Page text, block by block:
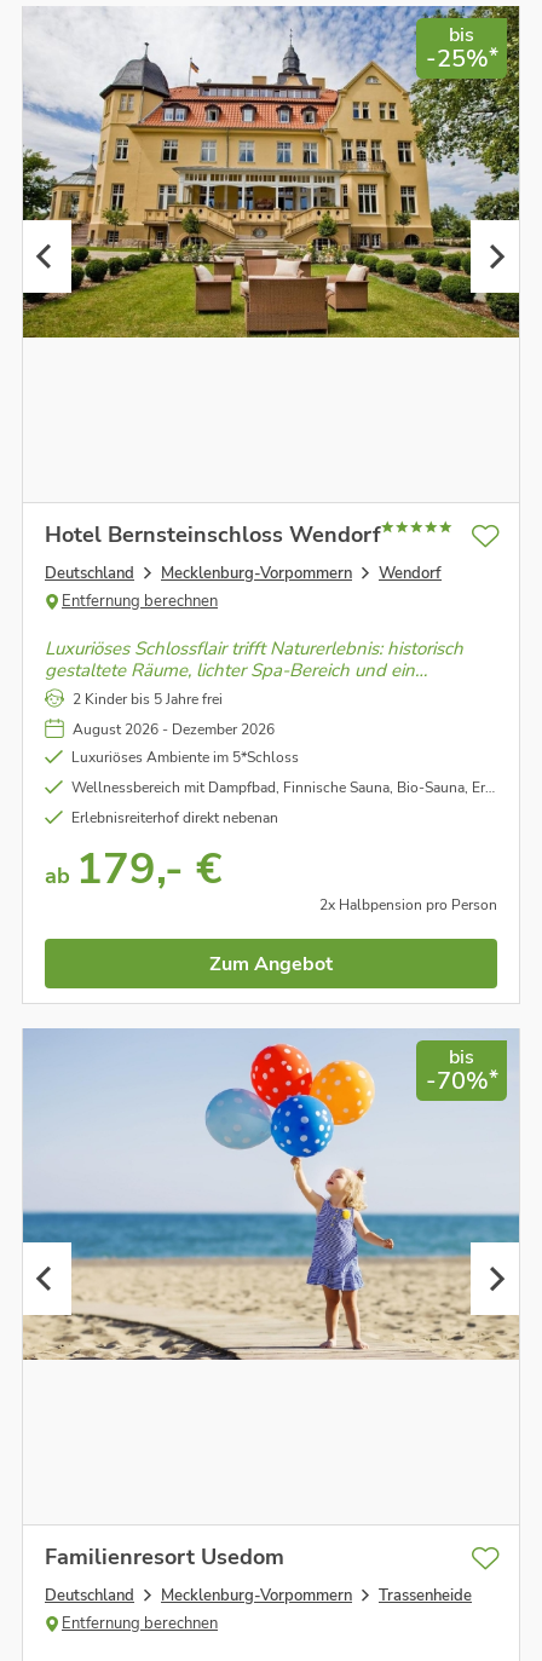
bis
-25%*
Hotel Bernsteinschloss Wendorf
Deutschland Mecklenburg-Vorpommern
Wendorf
Entfernung berechnen
Luxuriöses Schlossflair trifft Naturerlebnis: historisch
gestaltete Räume, lichter Spa-Bereich und ein
Erlebnisreiterhof mit Ponys und Wildgehege machen
jeden Moment zum Erlebnis.
2 Kinder bis 5 Jahre frei
August 2026 - Dezember 2026
Luxuriöses Ambiente im 5*Schloss
Wellnessbereich mit Dampfbad, Finnische Sauna, Bio-Sauna, Erlebnisdusche, Tauchbecken und Sportzimmer
Erlebnisreiterhof direkt nebenan
ab 179,- €
2x Halbpension pro Person
Zum Angebot
bis
-70%*
Familienresort Usedom
Deutschland Mecklenburg-Vorpommern
Trassenheide
Entfernung berechnen